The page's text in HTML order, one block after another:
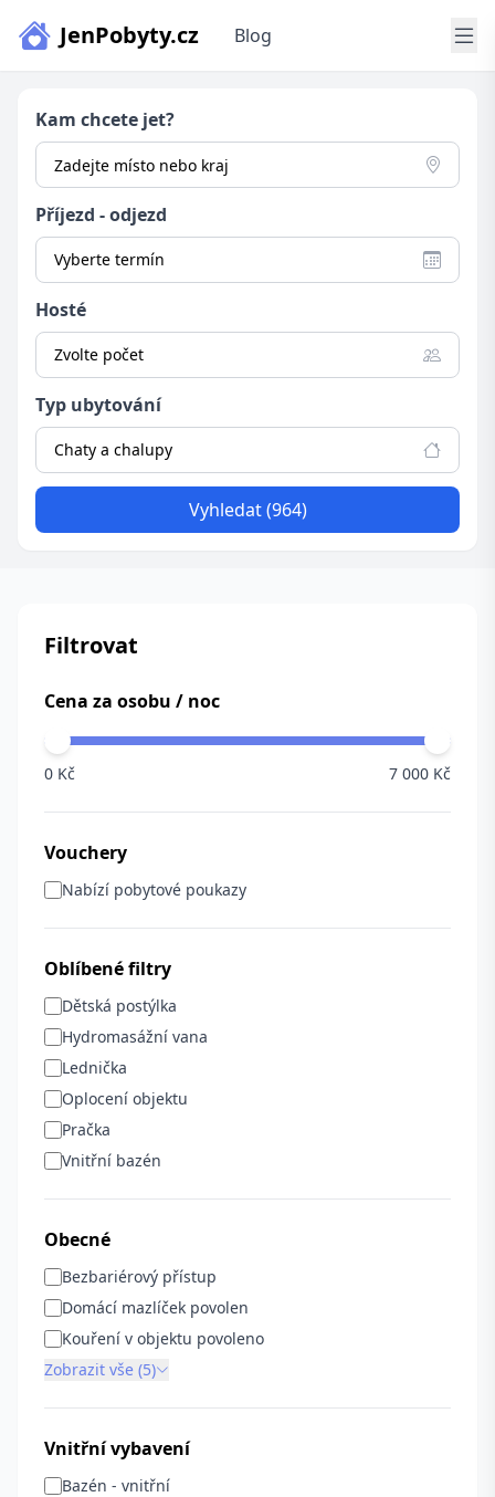
JenPobyty.cz Blog
Kam chcete jet?
Příjezd - odjezd
Vyberte termín
Hosté
Zvolte počet
Typ ubytování
Chaty a chalupy
Vyhledat (964)
Filtrovat
Cena za osobu / noc
0 Kč 7 000 Kč
Vouchery
Nabízí pobytové poukazy
Oblíbené filtry
Dětská postýlka
Hydromasážní vana
Lednička
Oplocení objektu
Pračka
Vnitřní bazén
Obecné
Bezbariérový přístup
Domácí mazlíček povolen
Kouření v objektu povoleno
Zobrazit vše (5)
Vnitřní vybavení
Bazén - vnitřní